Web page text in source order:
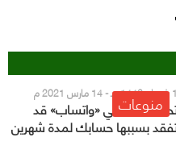
منوعات 1 شعبان 1442 هـ - 14 مارس 2021 م
..ثغرة في «واتساب» قد
بسببها حسابك لمدة شهرين